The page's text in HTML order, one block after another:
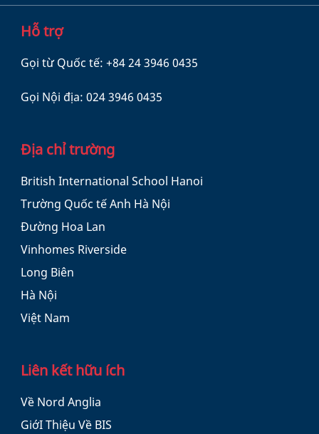
Hỗ trợ
Gọi từ Quốc tế:+84 24 3946 0435
Gọi Nội địa:024 3946 0435
Địa chỉ trường
British International School Hanoi
Trường Quốc tế Anh Hà Nội
Đường Hoa Lan
Vinhomes Riverside
Long Biên
Hà Nội
Việt Nam
Liên kết hữu ích
Về Nord Anglia
GiớI Thiệu Về BIS